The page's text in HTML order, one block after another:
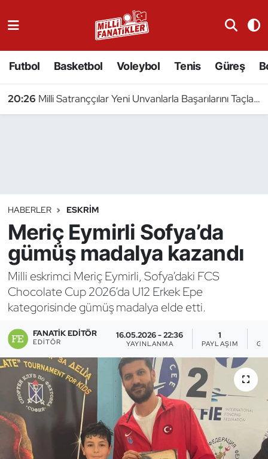
Futbol Basketbol Voleybol Tenis Güreş
20:26 Milli Satranççılar Yeni Unvanlarla Başarılarını Taçlandırdı
HABERLER ESKRIM
Meriç Eymirli Sofya’da
gümüş madalya kazandı
Milli eskrimci Meriç Eymirli, Sofya’daki FCS
Chocolate Cup 2026’da U12 Erkek Epe
kategorisinde gümüş madalya elde etti.
FANATIK EDITÖR
EDITÖR
16.05.2026 - 22:36
YAYINLANMA
1
PAYLAŞIM
Badminton
Binicilik
Bisiklet
Bocce Bowling Dart
Buz Hokeyi
Buz Pateni
Çim Hokeyi